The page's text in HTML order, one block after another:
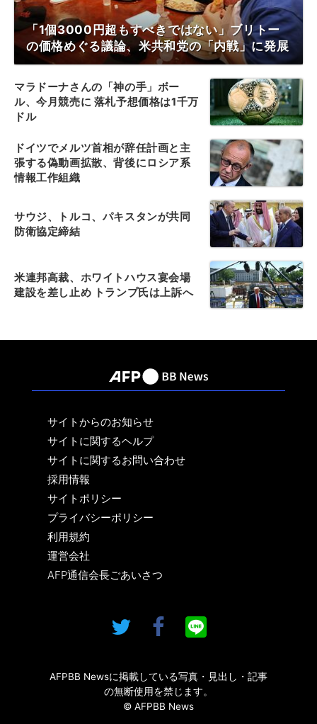
「1個3000円超もすべきではない」ブリトー
の価格めぐる議論、米共和党の「内戦」に発展
マラドーナさんの「神の手」ボー
ル、今月競売に 落札予想価格は1千万
ドル
ドイツでメルツ首相が辞任計画と主
張する偽動画拡散、背後にロシア系
情報工作組織
サウジ、トルコ、パキスタンが共同
防衛協定締結
米連邦高裁、ホワイトハウス宴会場
建設を差し止め トランプ氏は上訴へ
サイトからのお知らせ
サイトに関するヘルプ
サイトに関するお問い合わせ
採用情報
サイトポリシー
プライバシーポリシー
利用規約
運営会社
AFP通信会長ごあいさつ
AFPBB Newsに掲載している写真・見出し・記事
の無断使用を禁じます。
© AFPBB News